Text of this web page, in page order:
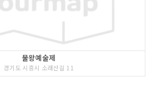
물왕예술제
경기도 시흥시 소래산길 11